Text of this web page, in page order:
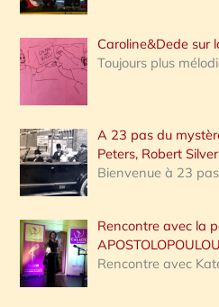
Caroline&Dede sur
Toujours plus
A 23 pas du
Peters, Robert
Bienvenue à 23
Rencontre avec la
APOSTOLOPOULOU
Rencontre avec